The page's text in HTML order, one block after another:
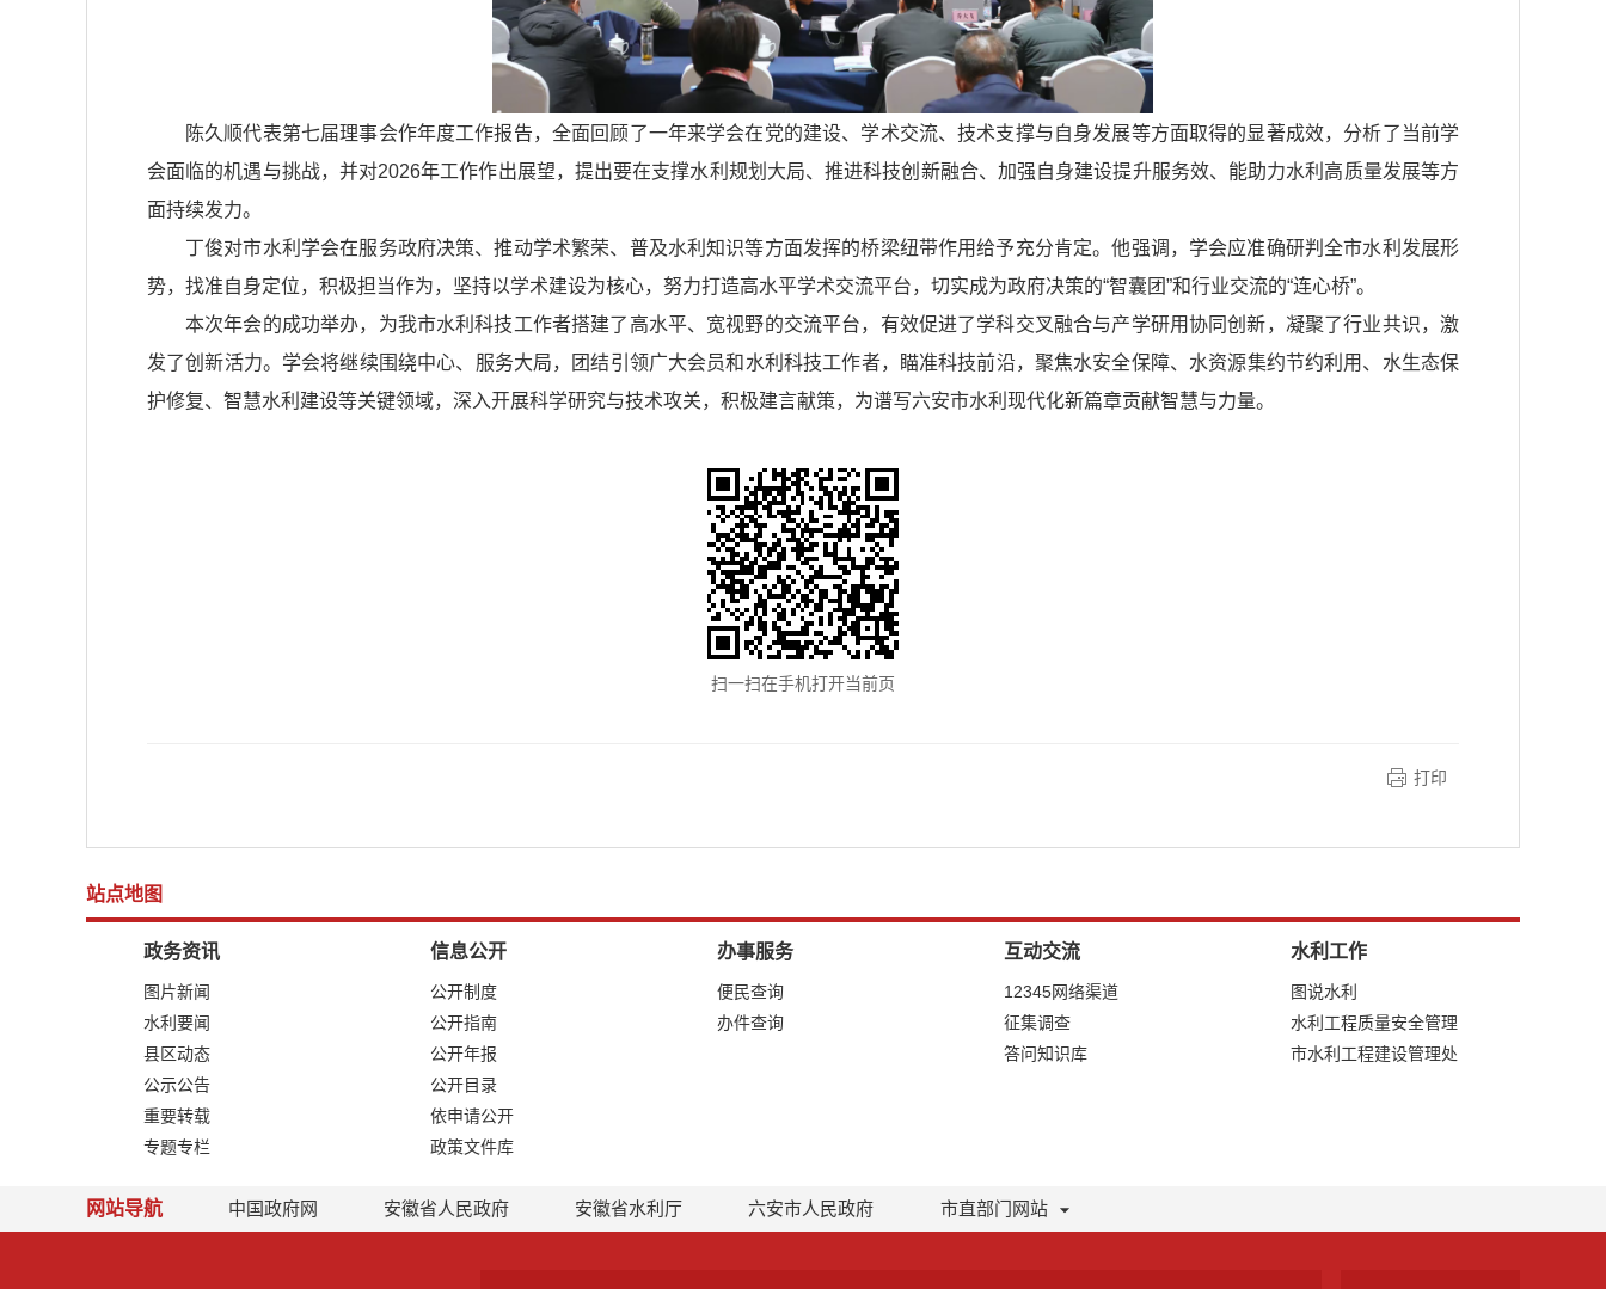
陈久顺代表第七届理事会作年度工作报告，全面回顾了一年来学会在党的建设、学术交流、技术支撑与自身发展等方面取得的显著成效，分析了当前学
会面临的机遇与挑战，并对2026年工作作出展望，提出要在支撑水利规划大局、推进科技创新融合、加强自身建设提升服务效、能助力水利高质量发展等方
面持续发力。
丁俊对市水利学会在服务政府决策、推动学术繁荣、普及水利知识等方面发挥的桥梁纽带作用给予充分肯定。他强调，学会应准确研判全市水利发展形
势，找准自身定位，积极担当作为，坚持以学术建设为核心，努力打造高水平学术交流平台，切实成为政府决策的“智囊团”和行业交流的“连心桥”。
本次年会的成功举办，为我市水利科技工作者搭建了高水平、宽视野的交流平台，有效促进了学科交叉融合与产学研用协同创新，凝聚了行业共识，激
发了创新活力。学会将继续围绕中心、服务大局，团结引领广大会员和水利科技工作者，瞄准科技前沿，聚焦水安全保障、水资源集约节约利用、水生态保
护修复、智慧水利建设等关键领域，深入开展科学研究与技术攻关，积极建言献策，为谱写六安市水利现代化新篇章贡献智慧与力量。
扫一扫在手机打开当前页
打印
站点地图
政务资讯
图片新闻
水利要闻
县区动态
公示公告
重要转载
专题专栏
信息公开
公开制度
公开指南
公开年报
公开目录
依申请公开
政策文件库
办事服务
便民查询
办件查询
互动交流
12345网络渠道
征集调查
答问知识库
水利工作
图说水利
水利工程质量安全管理
市水利工程建设管理处
网站导航 中国政府网 安徽省人民政府 安徽省水利厅 六安市人民政府 市直部门网站